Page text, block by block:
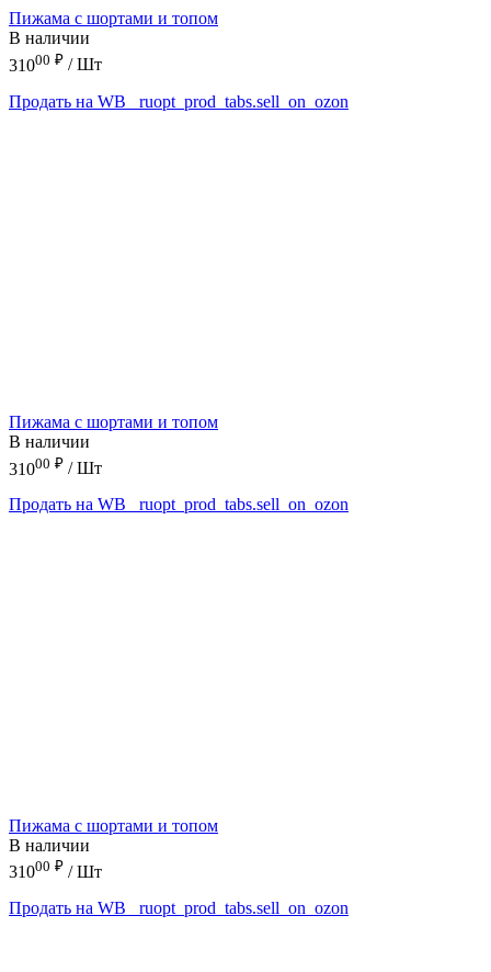
Пижама с шортами и топом
В наличии
31000 ₽ / Шт
Продать на WB
_ruopt_prod_tabs.sell_on_ozon
Пижама с шортами и топом
В наличии
31000 ₽ / Шт
Продать на WB
_ruopt_prod_tabs.sell_on_ozon
Пижама с шортами и топом
В наличии
31000 ₽ / Шт
Продать на WB
_ruopt_prod_tabs.sell_on_ozon